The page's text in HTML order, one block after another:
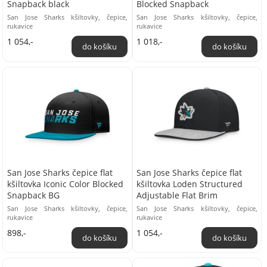
Snapback black
San Jose Sharks kšiltovky, čepice,
rukavice
1 054,-
Blocked Snapback
San Jose Sharks kšiltovky, čepice,
rukavice
1 018,-
San Jose Sharks čepice flat
kšiltovka Iconic Color Blocked
Snapback BG
San Jose Sharks kšiltovky, čepice,
rukavice
898,-
San Jose Sharks čepice flat
kšiltovka Loden Structured
Adjustable Flat Brim
San Jose Sharks kšiltovky, čepice,
rukavice
1 054,-